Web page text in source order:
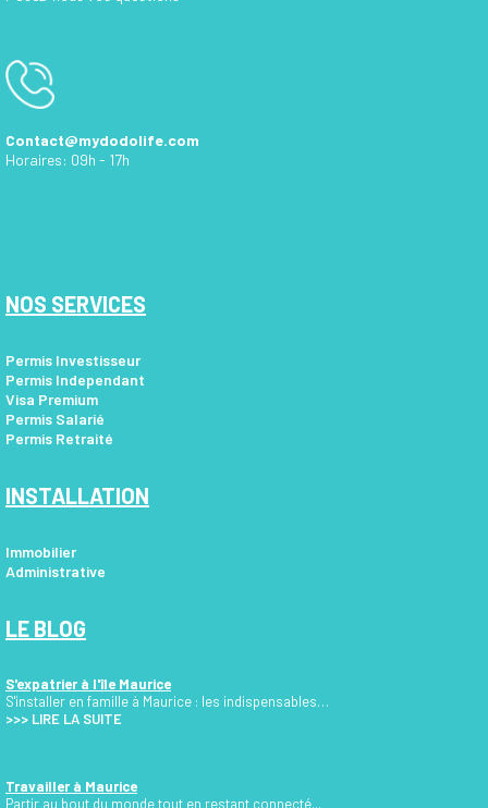
Contact@mydodolife.com
Horaires: 09h - 17h
NOS SERVICES
Permis Investisseur
Permis Independant
Visa Premium
Permis Salarié
Permis Retraité
INSTALLATION
Immobilier
Administrative
LE BLOG
S'expatrier à l'île Maurice
S'installer en famille à Maurice : les indispensables…
>>> LIRE LA SUITE
Travailler à Maurice
Partir au bout du monde tout en restant connecté...